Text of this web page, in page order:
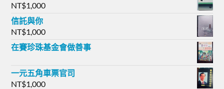
NT$1,000
信託與你
NT$1,000
在賽珍珠基金會做善事
一元五角車票官司
NT$1,000